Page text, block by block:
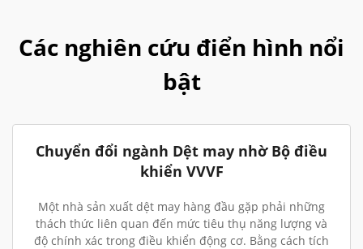
Các nghiên cứu điển hình nổi
bật
Chuyển đổi ngành Dệt may nhờ Bộ điều
khiển VVVF
Một nhà sản xuất dệt may hàng đầu gặp phải những
thách thức liên quan đến mức tiêu thụ năng lượng và
độ chính xác trong điều khiển động cơ. Bằng cách tích